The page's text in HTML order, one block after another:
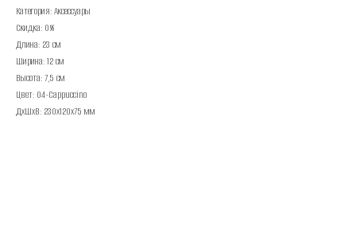
Категория: Аксессуары
Скидка: 0%
Длина: 23 см
Ширина: 12 см
Высота: 7,5 см
Цвет: 04-Cappuccino
ДxШxВ: 230x120x75 мм